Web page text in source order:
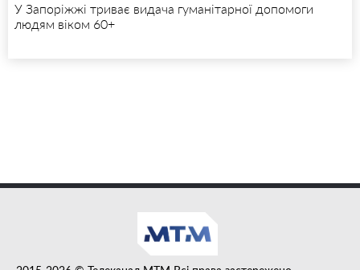
У Запоріжжі триває видача гуманітарної допомоги
людям віком 60+